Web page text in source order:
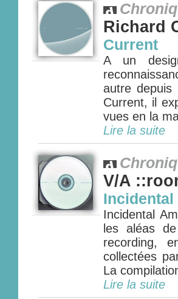
Richard
Current
A un
autre depuis
Current, il
vues en la
Lire la suite
V/A
Incidental
les aléas
recording,
collectées
La
Lire la suite